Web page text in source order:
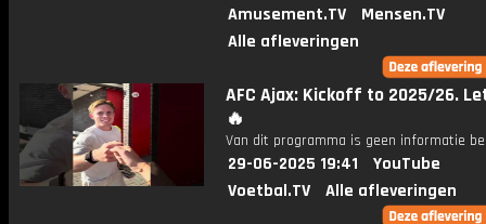
Amusement.TV
Mensen.TV
Alle afleveringen
AFC Ajax: Kickoff to 2025/26.
🔥
Van dit programma is geen informatie
29-06-2025 19:41
YouTube
Voetbal.TV
Alle afleveringen